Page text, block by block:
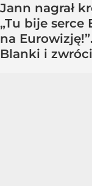
Jann nagrał
„Tu bije
na
Blanki i